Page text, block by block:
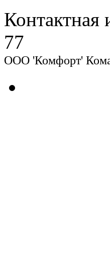
77
ООО 'Комфорт'